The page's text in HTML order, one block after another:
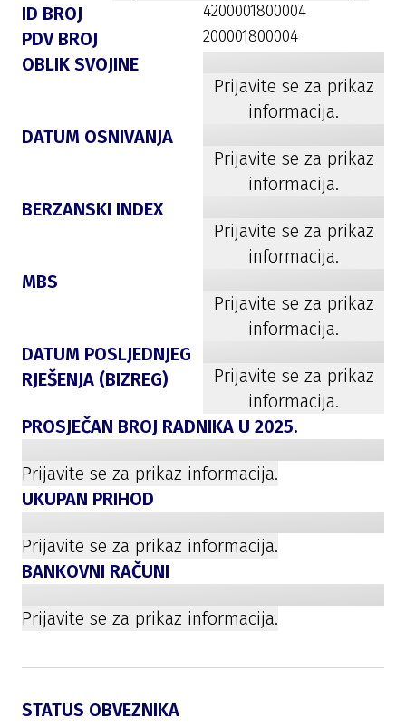
ID BROJ
4200001800004
PDV BROJ 200001800004
OBLIK SVOJINE
Prijavite se za prikaz
informacija.
DATUM OSNIVANJA
Prijavite se za prikaz
informacija.
BERZANSKI INDEX
Prijavite se za prikaz
informacija.
MBS
Prijavite se za prikaz
informacija.
DATUM POSLJEDNJEG
RJEŠENJA (BIZREG)
Prijavite se za prikaz
informacija.
PROSJEČAN BROJ RADNIKA U 2025.
Prijavite se za prikaz informacija.
UKUPAN PRIHOD
Prijavite se za prikaz informacija.
BANKOVNI RAČUNI
Prijavite se za prikaz informacija.
STATUS OBVEZNIKA